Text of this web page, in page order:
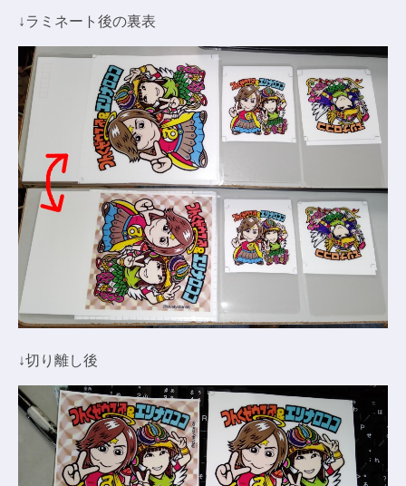
↓ラミネート後の裏表
↓切り離し後